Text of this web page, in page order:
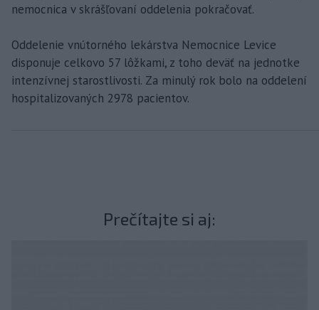
nemocnica v skrášľovaní oddelenia pokračovať.
Oddelenie vnútorného lekárstva Nemocnice Levice
disponuje celkovo 57 lôžkami, z toho deväť na jednotke
intenzívnej starostlivosti. Za minulý rok bolo na oddelení
hospitalizovaných 2978 pacientov.
Prečítajte si aj: